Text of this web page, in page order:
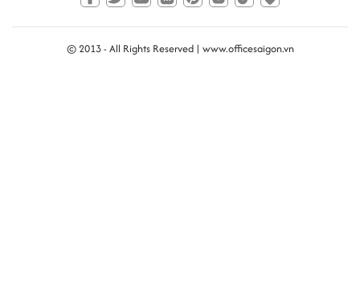
© 2013 - All Rights Reserved | www.officesaigon.vn